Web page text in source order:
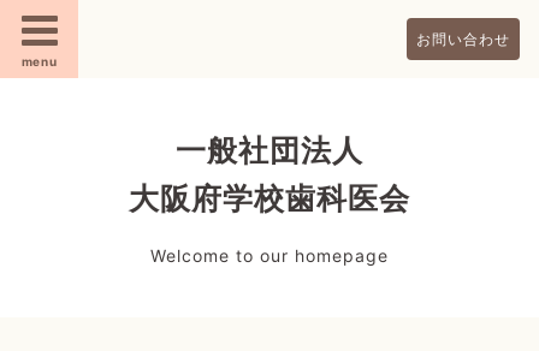
menu
お問い合わせ
一般社団法人
大阪府学校歯科医会
Welcome to our homepage